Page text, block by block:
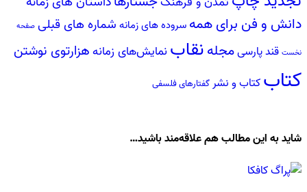
دانش‌ و ‌فن‌ براى همه سروده ‏هاى زمانه شماره های قبلی صفحه
نخست قند پارسیمجلهنقاب نمایش‌های زمانههزارتوی نوشتن
کتابکتاب و نشرگفتارهاى فلسفى
شاید به این مطالب هم علاقه‌مند باشید…